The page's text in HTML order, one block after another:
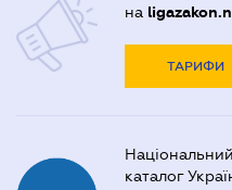
на
ТАРИФИ
каталог